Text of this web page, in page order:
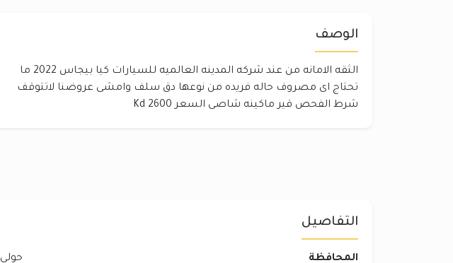
الوصف
الثقه الامانه من عند شركه المدينه العالميه للسيارات كيا بيجاس 2022 ما
تحتاج اى مصروف حاله فريده من نوعها دق سلف وامشى عروضنا لاتتوقف
شرط الفحص قير ماكينه شاصى السعر 2600 Kd
التفاصيل
المحافظة حولي